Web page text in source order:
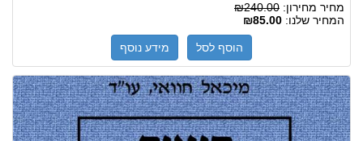
מחיר מחירון: ₪240.00
המחיר שלנו: ₪85.00
הוסף לסל מידע נוסף